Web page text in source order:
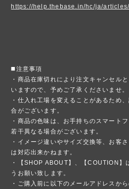
https://help.thebase.in/hc/ja/
◼️注意事項
・商品在庫切れにより注文キャンセル
いますので、予めご了承くださいませ。
・仕入れ工場を変えることがあるため
合がございます。
・商品の色味は、お手持ちのスマート
若干異なる場合がございます。
・イメージ違いやサイズ交換等、お客
は対応出来かねます。
・【SHOP ABOUT】、【COUTION】
うお願い致します。
・ご購入前に以下のメールアドレスか